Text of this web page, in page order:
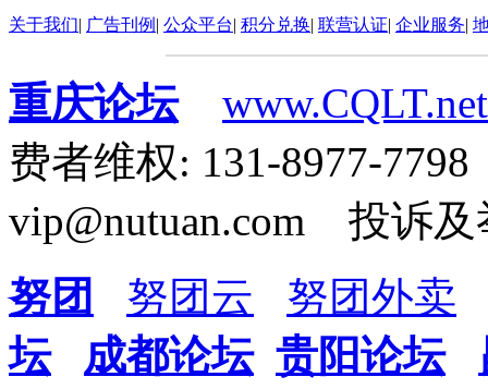
关于我们| 广告刊例 | 公众平台| 积分兑换| 联营认证| 企业服务|
重庆论坛
www.CQLT.net
费者维权: 131-8977-
vip@nutuan.com 投诉及
努团
努团云
努团外卖
坛
成都论坛 贵阳论坛